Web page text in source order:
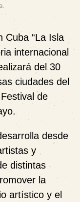
.
Cuba “La Isla
internacional
del30
ciudades del
de
desde
y
distintas
la
artístico y el